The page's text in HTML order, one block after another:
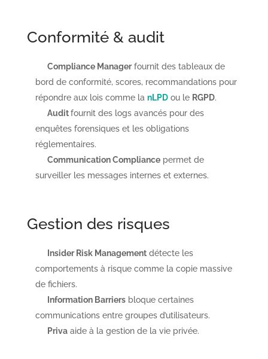
Conformité & audit
Compliance Managerfournit des tableaux de
bord de conformité, scores, recommandations pour
répondre aux lois comme la nLPDou le RGPD.
Auditfournit des logs avancés pour des
enquêtes forensiques et les obligations
réglementaires.
Communication Compliancepermet de
surveiller les messages internes et externes.
Gestion des risques
Insider Risk Managementdétecte les
comportements à risque comme la copie massive
de fichiers.
Information Barriersbloque certaines
communications entre groupes d’utilisateurs.
Privaaide à la gestion de la vie privée.